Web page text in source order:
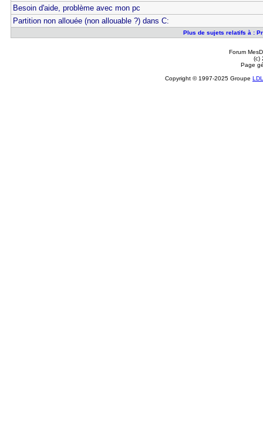
Besoin d'aide, problème avec mon pc
Partition non allouée (non allouable ?) dans C:
Plus de sujets relatifs à :
Forum
(c)
Page
Copyright © 1997-2025 Groupe